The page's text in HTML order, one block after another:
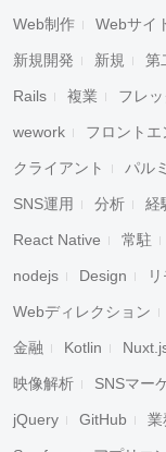
Web制作 Webサイ
新規開発 新規 第
Rails 複業 フレ
wework フロントエ
クライアント パル
SNS運用 分析 経
React Native 常駐
nodejs Design
Webディレクション
金融 Kotlin
映像解析 SNSマー
jQuery GitHub 業